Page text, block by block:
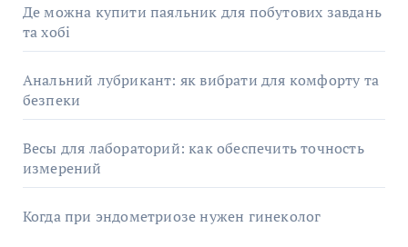
Де можна купити паяльник для побутових завдань
та хобі
Анальний лубрикант: як вибрати для комфорту та
безпеки
Весы для лабораторий: как обеспечить точность
измерений
Когда при эндометриозе нужен гинеколог